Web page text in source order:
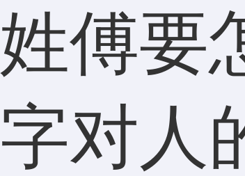
姓傅要
字对人